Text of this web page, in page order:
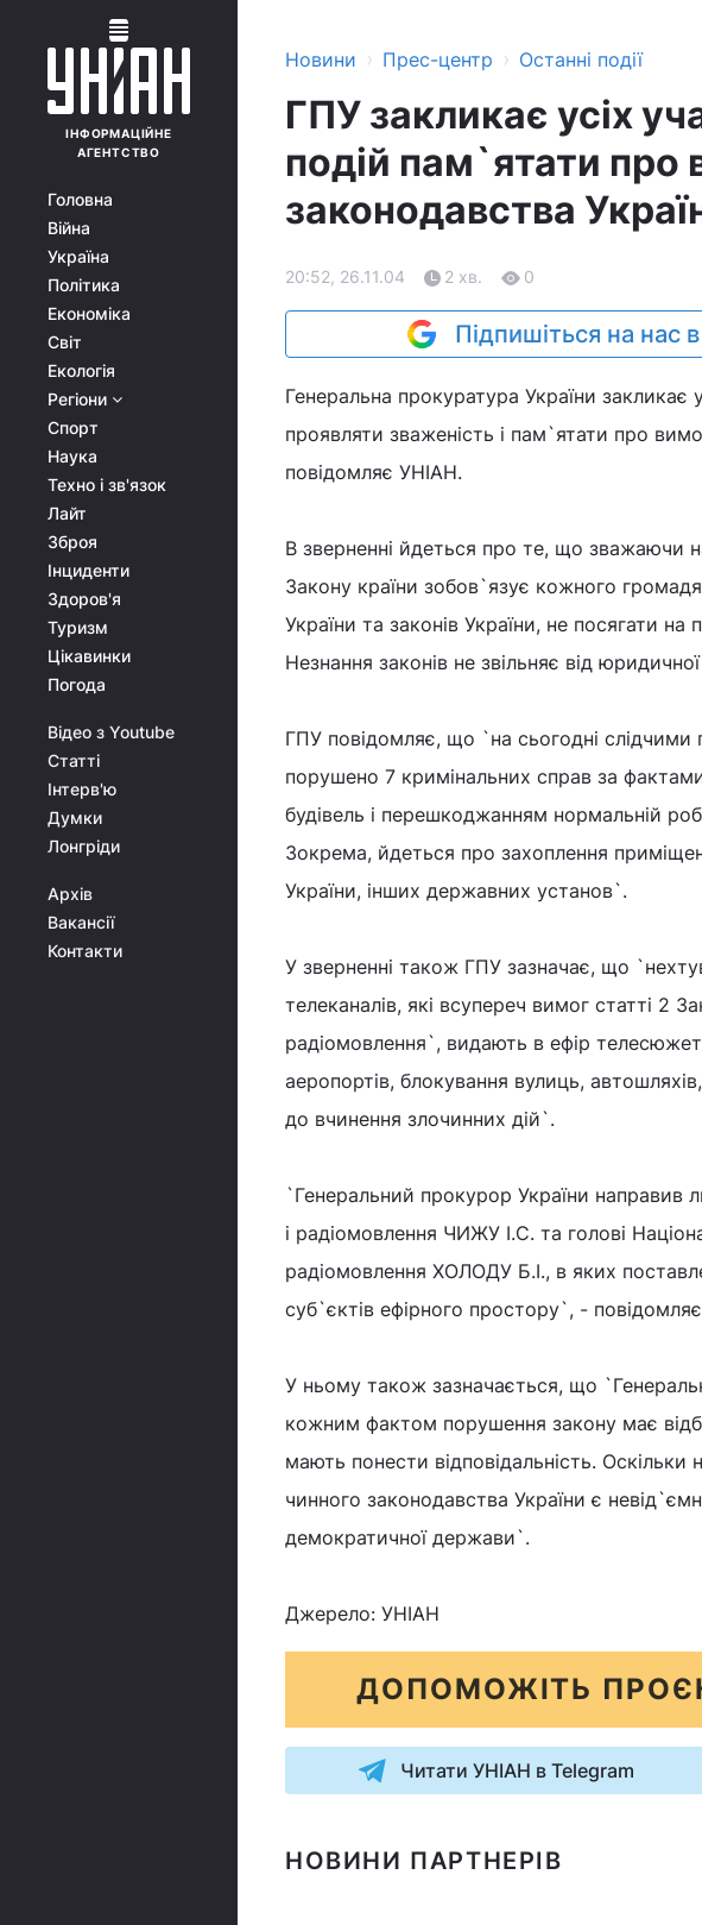
ІНФОРМАЦІЙНЕ
АГЕНТСТВО
Головна
Війна
Україна
Політика
Економіка
Світ
Екологія
Регіони
Спорт
Наука
Техно і зв'язок
Лайт
Зброя
Інциденти
Здоров'я
Туризм
Цікавинки
Погода
Відео з Youtube
Статті
Інтерв'ю
Думки
Лонгріди
Архів
Вакансії
Контакти
Новини › Прес-центр › Останні події
ГПУ закликає усіх
подій пам`ятати про
законодавства
20:52, 26.11.04 2 хв. 0
Підпишіться на нас
Генеральна прокуратура України закликає
проявляти зваженість і пам`ятати про
повідомляє УНІАН.
В зверненні йдеться про те, що зважаючи
Закону країни зобов`язує кожного
України та законів України, не посягати на
Незнання законів не звільняє від юридичної
ГПУ повідомляє, що `на сьогодні слідчими
порушено 7 кримінальних справ за
будівель і перешкоджанням нормальній
Зокрема, йдеться про захоплення
України, інших державних установ`.
У зверненні також ГПУ зазначає, що
телеканалів, які всупереч вимог статті 2
радіомовлення`, видають в ефір
аеропортів, блокування вулиць,
до вчинення злочинних дій`.
`Генеральний прокурор України направив
і радіомовлення ЧИЖУ І.С. та голові
радіомовлення ХОЛОДУ Б.І., в яких
суб`єктів ефірного простору`, -
У ньому також зазначається, що
кожним фактом порушення закону має
мають понести відповідальність.
чинного законодавства України є
демократичної держави`.
Джерело: УНІАН
ДОПОМОЖІТЬ
Читати УНІАН в Telegram
НОВИНИ ПАРТНЕРІВ